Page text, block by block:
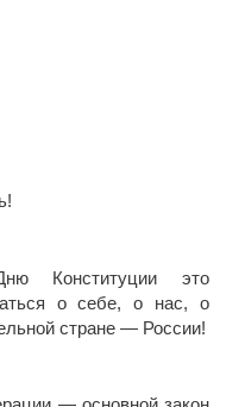
Конституции это
о себе, о нас, о
стране — России!